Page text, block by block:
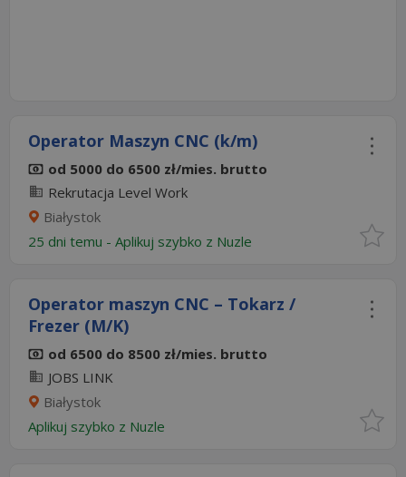
Operator Maszyn CNC (k/m)
od 5000 do 6500 zł/mies. brutto
Rekrutacja Level Work
Białystok
25 dni temu - Aplikuj szybko z Nuzle
Operator maszyn CNC – Tokarz /
Frezer (M/K)
od 6500 do 8500 zł/mies. brutto
JOBS LINK
Białystok
Aplikuj szybko z Nuzle